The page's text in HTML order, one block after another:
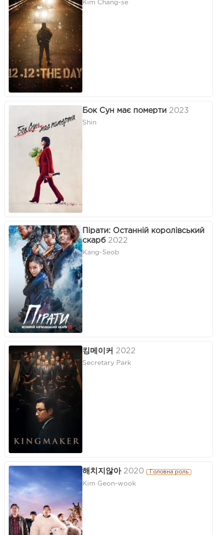
Kim Chang-se
Бок Сун має померти 2023
Shin
Пірати: Останній королівський
скарб 2022
Kang-Seob
킹메이커 2022
Secretary Park
해치지않아 2020 Головна роль
Kim Geon-wook